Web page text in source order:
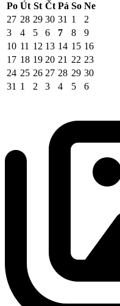
Po Út St Čt Pá So Ne
27 28 29 30 31 1
2
3
4 5 6 7 8
9
10 11 12 13 14 15 16
17 18 19 20 21 22 23
24 25 26 27 28 29 30
31 1 2 3 4 5 6